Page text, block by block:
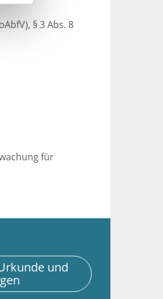
§ 3 Abs. 8
für